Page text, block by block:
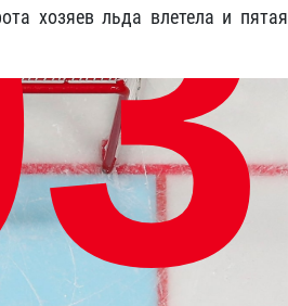
хозяев льда влетела и пятая